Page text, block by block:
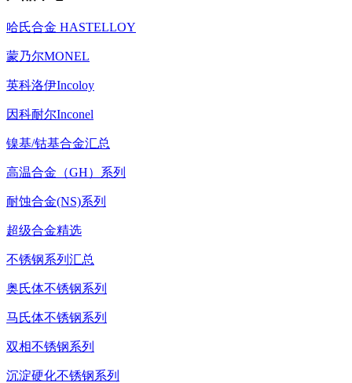
哈氏合金 HASTELLOY
蒙乃尔MONEL
英科洛伊Incoloy
因科耐尔Inconel
镍基/钴基合金汇总
高温合金（GH）系列
耐蚀合金(NS)系列
超级合金精选
不锈钢系列汇总
奥氏体不锈钢系列
马氏体不锈钢系列
双相不锈钢系列
沉淀硬化不锈钢系列